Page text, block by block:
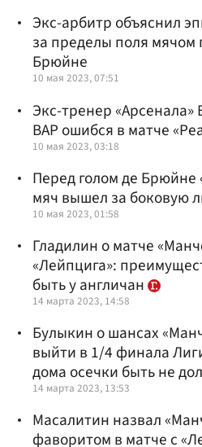
Экс-арбитр объяснил
за пределы поля мячом
Брюйне
10 мая 2023, 07:51
Экс-тренер «Арсенала»
ВАР ошибся в матче
10 мая 2023, 03:18
Перед голом де Брюйне
мяч вышел за боковую
10 мая 2023, 01:58
Гладилин о матче
«Лейпцига»:
быть у англичан
14 марта 2023, 14:58
Булыкин о шансах
выйти в 1/4 финала
дома осечки быть не
14 марта 2023, 13:53
Масалитин назвал
фаворитом в матче с